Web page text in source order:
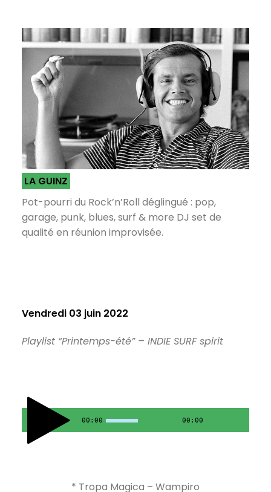
LA GUINZ
Pot-pourri du Rock’n’Roll déglingué : pop,
garage, punk, blues, surf & more DJ set de
qualité en réunion improvisée.
Vendredi 03 juin 2022
Playlist “Printemps-été” – INDIE SURF spirit
00:00 00:00
* Tropa Magica – Wampiro